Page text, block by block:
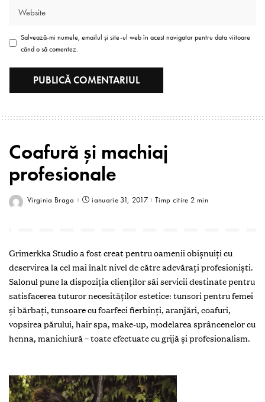
Salvează-mi numele, emailul și site-ul web în acest navigator pentru data viitoare
când o să comentez.
Coafură și machiaj
profesionale
Virginia Braga ianuarie 31, 2017 Timp citire 2 min
Grimerkka Studio a fost creat pentru oamenii obișnuiţi cu
deservirea la cel mai înalt nivel de către adevăraţi profesioniști.
Salonul pune la dispoziţia clienţilor săi servicii destinate pentru
satisfacerea tuturor necesităţilor estetice: tunsori pentru femei
și bărbaţi, tunsoare cu foarfeci fierbinţi, aranjări, coafuri,
vopsirea părului, hair spa, ­make-up, modelarea sprâncenelor cu
henna, manichiură – toate efectuate cu grijă și profesionalism.